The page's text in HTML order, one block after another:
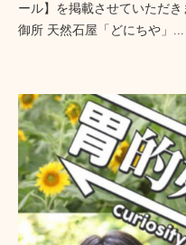
ール】を掲載させていた
御所 天然石屋「どにちや」...